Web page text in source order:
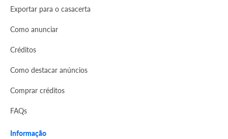
Exportar para o casacerta
Como anunciar
Créditos
Como destacar anúncios
Comprar créditos
FAQs
Informação